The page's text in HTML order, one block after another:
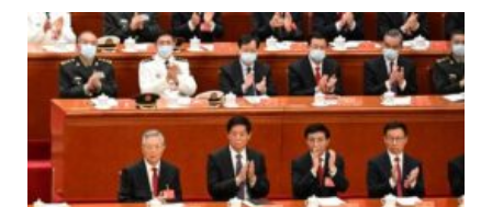
b
o
o
t
e
r
a
g
a